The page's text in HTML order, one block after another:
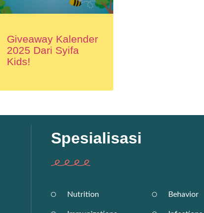
Giveaway Kalender
2025 Dari Syifa
Kids!
Spesialisasi
Nutrition Behavior